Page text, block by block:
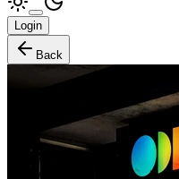
Login
Back